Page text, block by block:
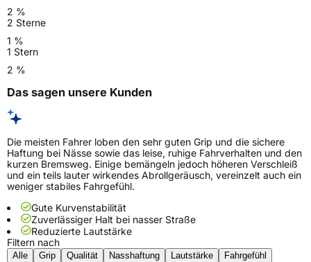
2 %
2 Sterne
1 %
1 Stern
2 %
Das sagen unsere Kunden
Die meisten Fahrer loben den sehr guten Grip und die sichere
Haftung bei Nässe sowie das leise, ruhige Fahrverhalten und den
kurzen Bremsweg. Einige bemängeln jedoch höheren Verschleiß
und ein teils lauter wirkendes Abrollgeräusch, vereinzelt auch ein
weniger stabiles Fahrgefühl.
Gute Kurvenstabilität
Zuverlässiger Halt bei nasser Straße
Reduzierte Lautstärke
Filtern nach
Alle Grip Qualität Nasshaftung Lautstärke
Fahrgefühl